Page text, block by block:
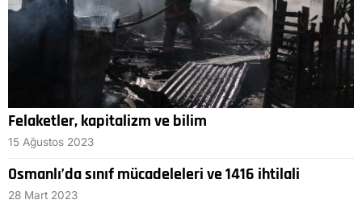
Felaketler, kapitalizm ve bilim
15 Ağustos 2023
Osmanlı’da sınıf mücadeleleri ve 1416 ihtilali
28 Mart 2023